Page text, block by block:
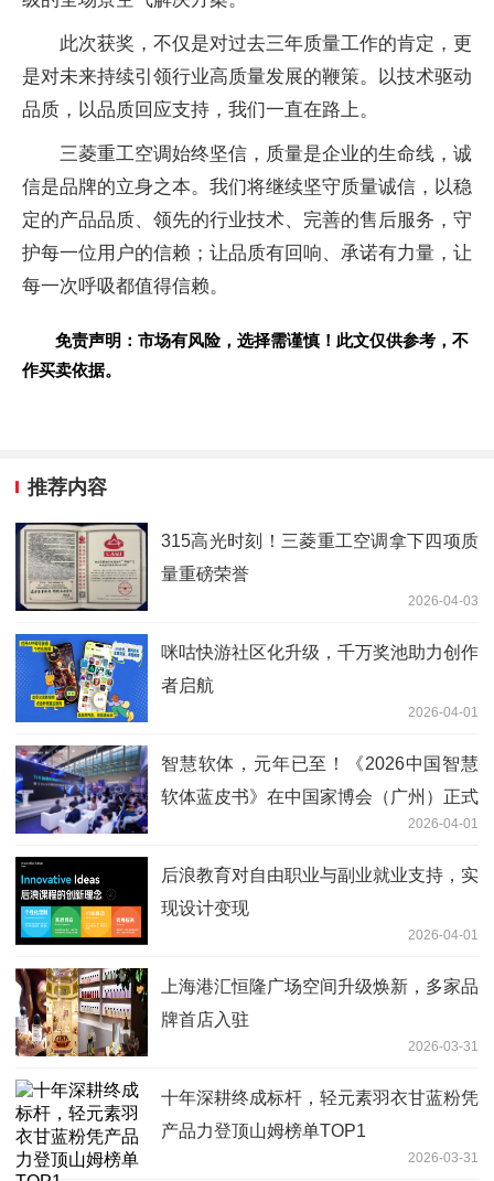
此次获奖，不仅是对过去三年质量工作的肯定，更
是对未来持续引领行业高质量发展的鞭策。以技术驱动
品质，以品质回应支持，我们一直在路上。
三菱重工空调始终坚信，质量是企业的生命线，诚
信是品牌的立身之本。我们将继续坚守质量诚信，以稳
定的产品品质、领先的行业技术、完善的售后服务，守
护每一位用户的信赖；让品质有回响、承诺有力量，让
每一次呼吸都值得信赖。
免责声明：市场有风险，选择需谨慎！此文仅供参考，不
作买卖依据。
推荐内容
315高光时刻！三菱重工空调拿下四项质
量重磅荣誉
2026-04-03
咪咕快游社区化升级，千万奖池助力创作
者启航
2026-04-01
智慧软体，元年已至！《2026中国智慧
软体蓝皮书》在中国家博会（广州）正式
2026-04-01
后浪教育对自由职业与副业就业支持，实
现设计变现
2026-04-01
上海港汇恒隆广场空间升级焕新，多家品
牌首店入驻
2026-03-31
十年深耕终成标杆，轻元素羽衣甘蓝粉凭
产品力登顶山姆榜单TOP1
2026-03-31